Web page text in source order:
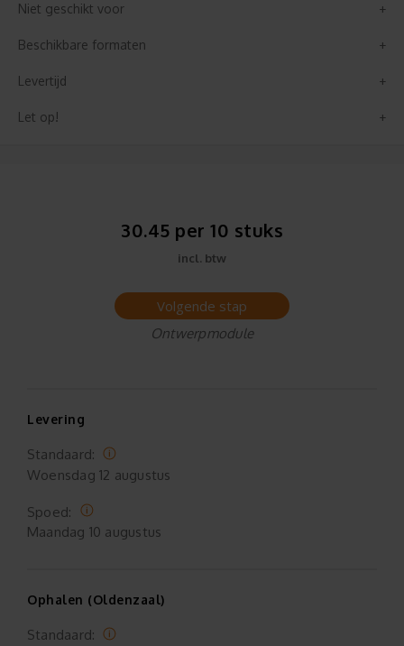
Niet geschikt voor
Beschikbare formaten
Levertijd
Let op!
30.45 per 10 stuks
incl. btw
Volgende stap
Ontwerpmodule
Levering
Standaard:
Woensdag 12 augustus
Spoed:
Maandag 10 augustus
Ophalen (Oldenzaal)
Standaard: